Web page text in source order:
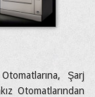
Şarj
Otomatlarından